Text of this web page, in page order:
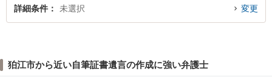
詳細条件 未選択 変更
狛江市から近い自筆証書遺言の作成に強い弁護士